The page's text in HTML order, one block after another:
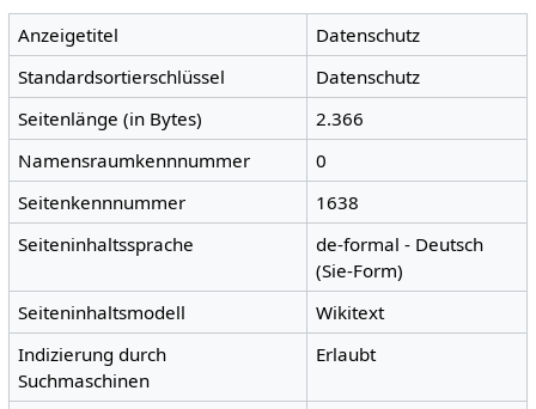
Anzeigetitel
Datenschutz
Standardsortierschlüssel
Datenschutz
Seitenlänge (in Bytes)
2.366
Namensraumkennnummer
0
Seitenkennnummer
1638
Seiteninhaltssprache
de-formal - Deutsch
(Sie-Form)
Seiteninhaltsmodell
Wikitext
Indizierung durch
Suchmaschinen
Erlaubt